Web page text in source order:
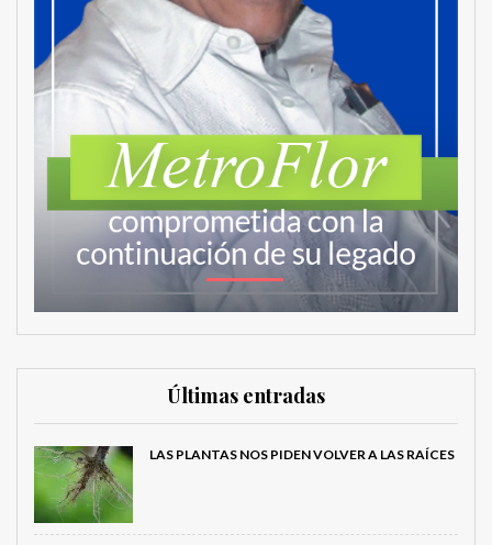
Últimas entradas
LAS PLANTAS NOS PIDEN VOLVER A LAS RAÍCES